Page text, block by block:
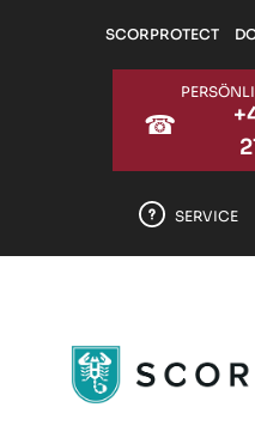
Zum Hauptinhalt springen
SCORPROTECT
☎
SERVICE